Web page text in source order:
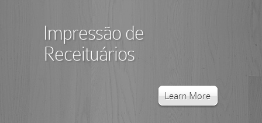
Impressão de
Receituários
Learn More